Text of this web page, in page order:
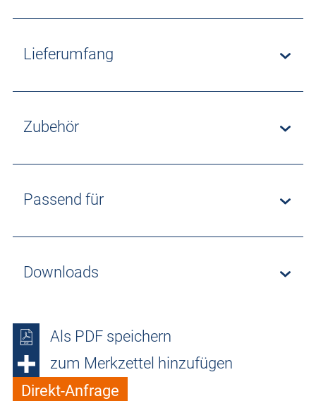
Lieferumfang
Zubehör
Passend für
Downloads
Als PDF speichern
zum Merkzettel hinzufügen
Direkt-Anfrage